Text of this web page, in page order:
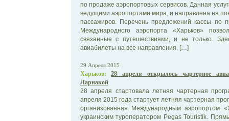
по продаже аэропортовых сервисов. Данная
ведущими аэропортами мира, и направлена на
пассажиров. Перечень предложений кассы по
Международного аэропорта «Харьков»
связанные с путешествиями, и не только.
авиабилеты на все направления, […]
29 Апреля 2015
Харьков:
28 апреля открылось чартерное
Ларнакой
28 апреля стартовала летняя чартерная
апреля 2015 года стартует летняя чартерная
организованная Международным аэропортом
украинским туроператором Pegas Touristik.